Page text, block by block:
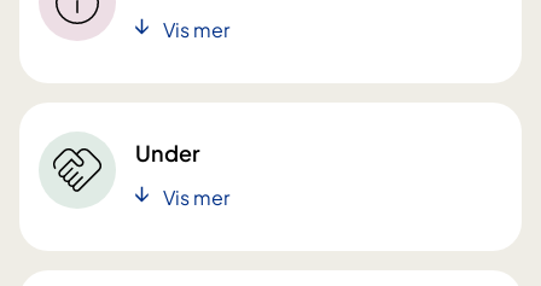
Vis mer
Under
Vis mer